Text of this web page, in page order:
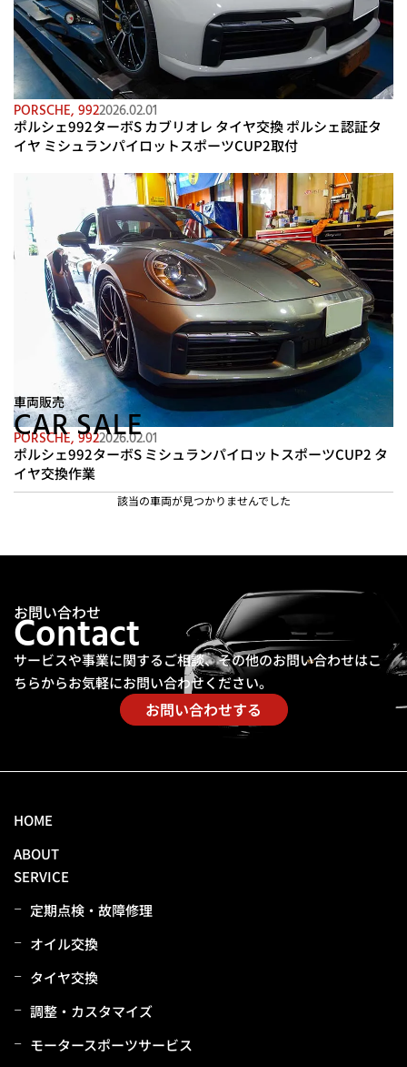
PORSCHE, 9922026.02.01
ポルシェ992ターボS カブリオレ タイヤ交換 ポルシェ認証タ
イヤ ミシュランパイロットスポーツCUP2取付
PORSCHE, 9922026.02.01
ポルシェ992ターボS ミシュランパイロットスポーツCUP2 タ
イヤ交換作業
車両販売
CAR SALE
該当の車両が見つかりませんでした
Contact
お問い合わせ
サービスや事業に関するご相談、その他のお問い合わせはこ
ちらからお気軽にお問い合わせください。
お問い合わせする
HOME
ABOUT
SERVICE
定期点検・故障修理
オイル交換
タイヤ交換
調整・カスタマイズ
モータースポーツサービス